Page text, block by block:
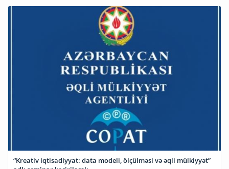
“Kreativ iqtisadiyyat: data modeli, ölçülməsi və əqli mülkiyyət”